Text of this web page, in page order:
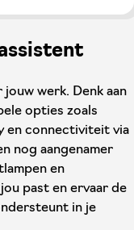
werk. Denk aan
opties zoals
en connectiviteit via
nog aangenamer
en
past en ervaar de
in je